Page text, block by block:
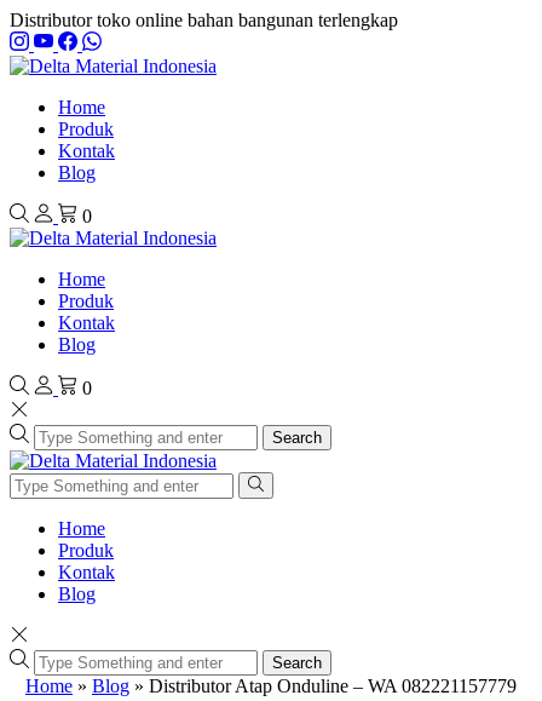
Distributor toko online bahan bangunan terlengkap
Home
Produk
Kontak
Blog
0
Home
Produk
Kontak
Blog
0
Search
Home
Produk
Kontak
Blog
Search
Home » Blog » Distributor Atap Onduline – WA 082221157779